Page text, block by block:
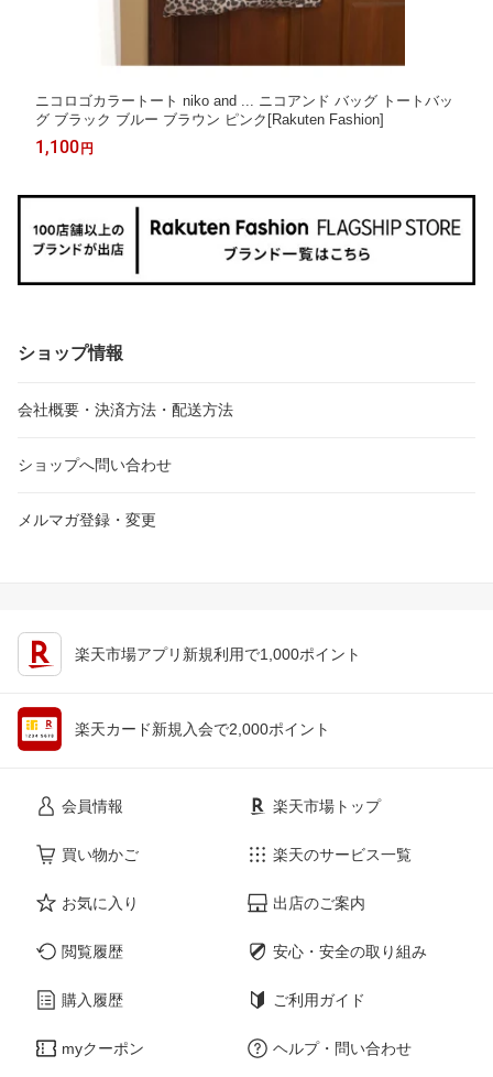
ニコロゴカラートート niko and ... ニコアンド バッグ トートバッ
グ ブラック ブルー ブラウン ピンク[Rakuten Fashion]
1,100 円
ショップ情報
会社概要・決済方法・配送方法
ショップへ問い合わせ
メルマガ登録・変更
楽天市場アプリ新規利用で1,000ポイント
楽天カード新規入会で2,000ポイント
会員情報
買い物かご
お気に入り
閲覧履歴
購入履歴
myクーポン
楽天市場トップ
楽天のサービス一覧
出店のご案内
安心・安全の取り組み
ご利用ガイド
ヘルプ・問い合わせ